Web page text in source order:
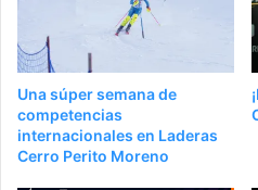
Una súper semana de
competencias
internacionales en Laderas
Cerro Perito Moreno